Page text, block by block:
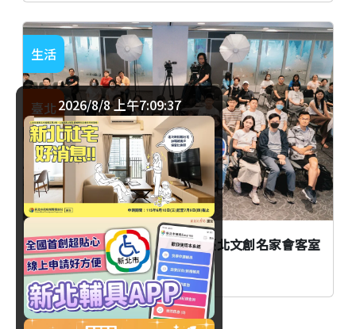
AI時代創作者如何不被取代？臺北文創名家會客室
談From AI to I
生活
臺北2026/8/8 上午7:09:37